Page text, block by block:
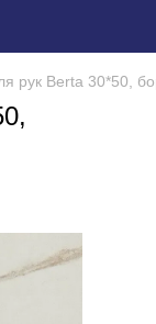
рук Berta 30*50,